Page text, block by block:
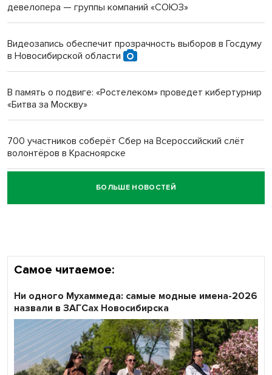
Инвалид получил условный срок за избиение врачей
Новосибирский преподаватель с женой вошли в топ-16
Обновлённое отделение ВТБ открылось в Искитиме
девелопера — группы компаний «СОЮЗ»
Видеозапись обеспечит прозрачность выборов в Госдуму
в Новосибирской области
В память о подвиге: «Ростелеком» проведет кибертурнир
«Битва за Москву»
700 участников соберёт Сбер на Всероссийский слёт
волонтёров в Красноярске
Честный выбор: видеонаблюдение обеспечит
объективность результатов ЕДГ в Новосибирской
БОЛЬШЕ НОВОСТЕЙ
Самое читаемое:
Ни одного Мухаммеда: самые модные имена-2026
назвали в ЗАГСах Новосибирска